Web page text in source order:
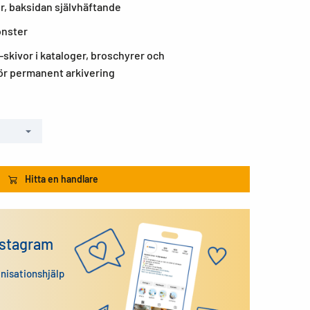
baksidan självhäftande
i kataloger, broschyrer och
permanent arkivering
Hitta en handlare